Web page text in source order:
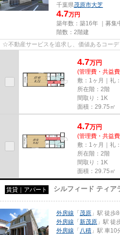
千葉県茂原市大芝
4.7万円
築年数：築16年 ｜募集
階数：2階建
☆不動産サービスを追求し、価値あるコー
4.7万円
(管理費・共益
敷：1ヶ月｜礼
所在階：2階
間取り：1K
面積：29.75㎡
4.7万円
(管理費・共益
敷：1ヶ月｜礼
所在階：2階
間取り：1K
面積：29.75㎡
賃貸｜アパート シルフィード ティア
外房線 「茂原 」駅 徒歩
外房線 「新茂原 」駅 徒
外房線 「 八積 」駅 車10